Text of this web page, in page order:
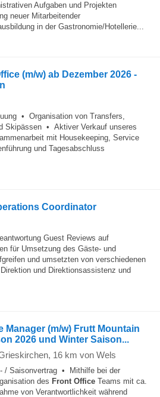
Aufgaben und Projekten
neuer Mitarbeitender
in der Gastronomie/Hotellerie...
(m/w) ab Dezember 2026 -
• Organisation von Transfers,
Skipässen • Aktiver Verkauf unseres
mit Housekeeping, Service
und Tagesabschluss
Coordinator
Guest Reviews auf
für Umsetzung des Gäste- und
und umsetzten von verschiedenen
und Direktionsassistenz und
Manager (m/w) Frutt Mountain
2026 und Winter Saison...
, 16 km von Wels
/ Saisonvertrag • Mithilfe bei der
des Front Office Teams mit ca.
von Verantwortlichkeit während